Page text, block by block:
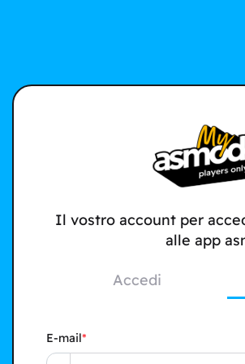
Il vostro account per
alle app
Accedi
E-mail